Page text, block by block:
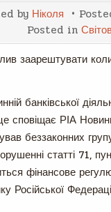
by Ніколя
Posted in
заарештувати
банківської
сповіщає РІА
беззаконних
статті 71,
фінансове